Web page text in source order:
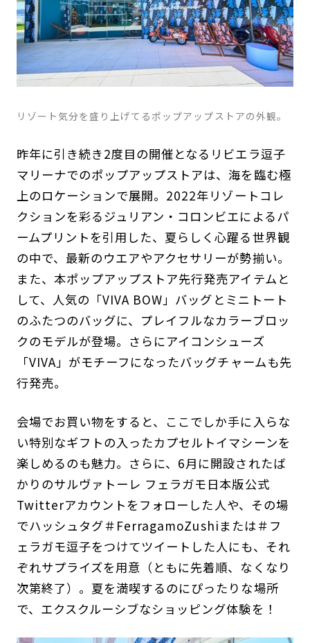
リゾート気分を盛り上げてるポップアップストアの外観。
昨年に引き続き2度目の開催となるリビエラ逗子
マリーナでのポップアップストアは、海を臨む極
上のロケーションで展開。2022年リゾートコレ
クションを彩るジュリアン・コロンビエによるパ
ームプリントを引用した、夏らしく心躍る世界観
の中で、最新のウエアやアクセサリーが勢揃い。
また、本ポップアップストア先行発売アイテムと
して、人気の「VIVA BOW」バッグとミニトート
のふたつのバッグに、プレイフルなカラーブロッ
クのモデルが登場。さらにアイコンシューズ
「VIVA」がモチーフになったバッグチャームも先
行発売。
会場でお買い物をすると、ここでしか手に入らな
い特別なギフトの入ったカプセルトイマシーンを
楽しめるのも魅力。さらに、6月に開設されたば
かりのサルヴァトーレ フェラガモ日本版公式
Twitterアカウントをフォローした人や、その場
でハッシュタグ＃FerragamoZushiまたは＃フ
ェラガモ逗子をつけてツイートした人にも、それ
ぞれサプライズを用意（ともに先着順、なくなり
次第終了）。夏を満喫するのにぴったりな場所
で、エクスクルーシブなショッピング体験を！